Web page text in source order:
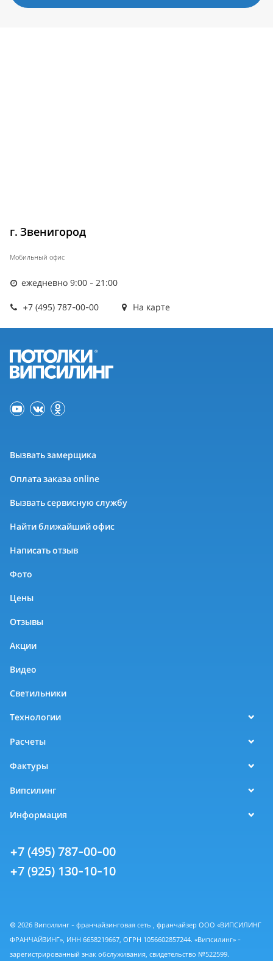
г. Звенигород
Мобильный офис
ежедневно 9:00 - 21:00
+7 (495) 787-00-00 На карте
Вызвать замерщика
Оплата заказа online
Вызвать сервисную службу
Найти ближайший офис
Написать отзыв
Фото
Цены
Отзывы
Акции
Видео
Светильники
Технологии
Расчеты
Фактуры
Випсилинг
Информация
+7 (495) 787-00-00
+7 (925) 130-10-10
© 2026 Випсилинг - франчайзинговая сеть , франчайзер ООО «ВИПСИЛИНГ
ФРАНЧАЙЗИНГ», ИНН 6658219667, ОГРН 1056602857244. «Випсилинг» -
зарегистрированный знак обслуживания, свидетельство №522599.